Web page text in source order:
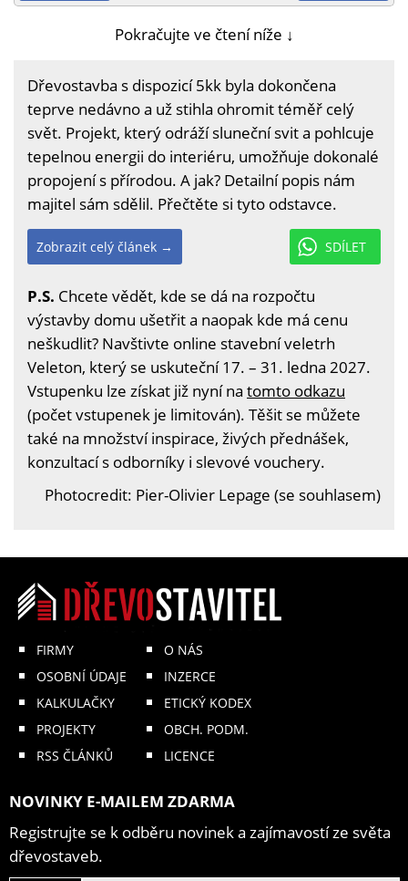
Pokračujte ve čtení níže ↓
Dřevostavba s dispozicí 5kk byla dokončena
teprve nedávno a už stihla ohromit téměř celý
svět. Projekt, který odráží sluneční svit a pohlcuje
tepelnou energii do interiéru, umožňuje dokonalé
propojení s přírodou. A jak? Detailní popis nám
majitel sám sdělil. Přečtěte si tyto odstavce.
SDÍLET
Zobrazit celý článek →
P.S. Chcete vědět, kde se dá na rozpočtu
výstavby domu ušetřit a naopak kde má cenu
neškudlit? Navštivte online stavební veletrh
Veleton, který se uskuteční 17. – 31. ledna 2027.
Vstupenku lze získat již nyní na tomto odkazu
(počet vstupenek je limitován). Těšit se můžete
také na množství inspirace, živých přednášek,
konzultací s odborníky i slevové vouchery.
Photocredit: Pier-Olivier Lepage (se souhlasem)
FIRMY
OSOBNÍ ÚDAJE
KALKULAČKY
PROJEKTY
RSS ČLÁNKŮ
O NÁS
INZERCE
ETICKÝ KODEX
OBCH. PODM.
LICENCE
NOVINKY E-MAILEM ZDARMA
Registrujte se k odběru novinek a zajímavostí ze světa
dřevostaveb.